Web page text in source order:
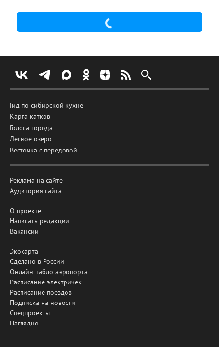
Гид по сибирской кухне
Карта катков
Голоса города
Лесное озеро
Весточка с передовой
Реклама на сайте
Аудитория сайта
О проекте
Написать редакции
Вакансии
Экокарта
Сделано в России
Онлайн-табло аэропорта
Расписание электричек
Расписание поездов
Подписка на новости
Спецпроекты
Наглядно